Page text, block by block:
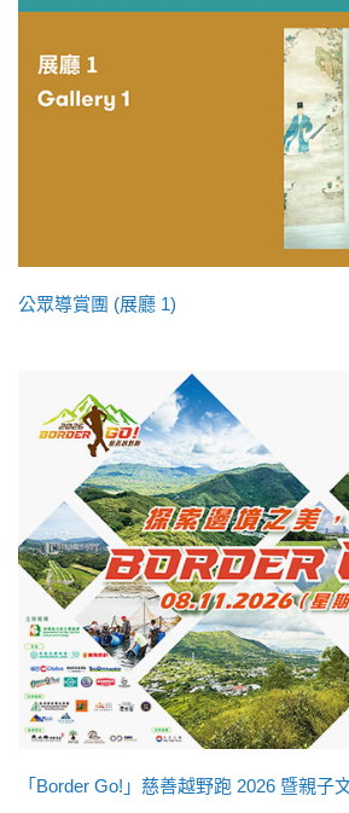
公眾導賞團 (展廳 1)
「Border Go!」慈善越野跑 2026 暨親子